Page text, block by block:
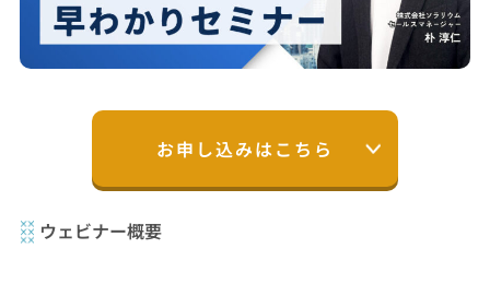
お申し込みはこちら
ウェビナー概要